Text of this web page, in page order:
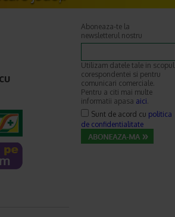
Aboneaza-te la
newsletterul nostru
Utilizam datele tale in scopul
corespondentei si pentru
comunicari comerciale.
Pentru a citi mai multe
informatii apasa aici.
Sunt de acord cu politica
de confidentialitate